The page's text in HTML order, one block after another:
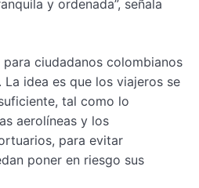
y ordenada”, señala
ciudadanos colombianos
idea es que los viajeros se
tal como lo
aerolíneas y los
para evitar
poner en riesgo sus